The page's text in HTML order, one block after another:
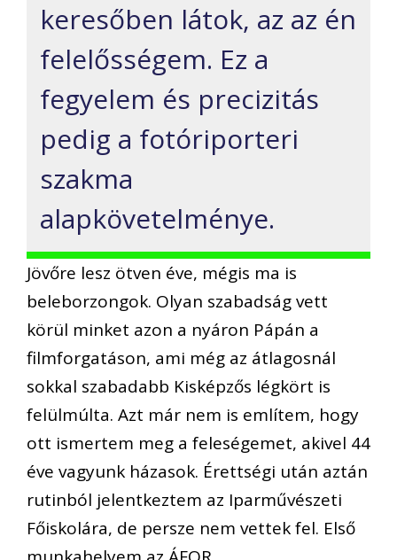
keresőben látok, az az én
felelősségem. Ez a
fegyelem és precizitás
pedig a fotóriporteri
szakma
alapkövetelménye.
Jövőre lesz ötven éve, mégis ma is
beleborzongok. Olyan szabadság vett
körül minket azon a nyáron Pápán a
filmforgatáson, ami még az átlagosnál
sokkal szabadabb Kisképzős légkört is
felülmúlta. Azt már nem is említem, hogy
ott ismertem meg a feleségemet, akivel 44
éve vagyunk házasok. Érettségi után aztán
rutinból jelentkeztem az Iparművészeti
Főiskolára, de persze nem vettek fel. Első